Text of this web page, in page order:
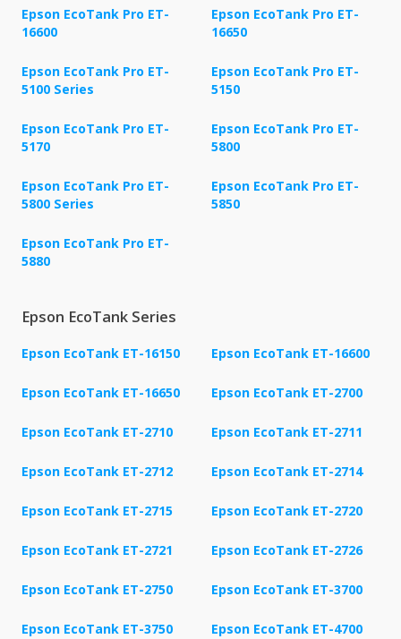
Epson EcoTank Pro ET-
16600
Epson EcoTank Pro ET-
16650
Epson EcoTank Pro ET-
5100 Series
Epson EcoTank Pro ET-
5150
Epson EcoTank Pro ET-
5170
Epson EcoTank Pro ET-
5800
Epson EcoTank Pro ET-
5800 Series
Epson EcoTank Pro ET-
5850
Epson EcoTank Pro ET-
5880
Epson EcoTank Series
Epson EcoTank ET-16150 Epson EcoTank ET-16600
Epson EcoTank ET-16650 Epson EcoTank ET-2700
Epson EcoTank ET-2710 Epson EcoTank ET-2711
Epson EcoTank ET-2712 Epson EcoTank ET-2714
Epson EcoTank ET-2715 Epson EcoTank ET-2720
Epson EcoTank ET-2721 Epson EcoTank ET-2726
Epson EcoTank ET-2750 Epson EcoTank ET-3700
Epson EcoTank ET-3750 Epson EcoTank ET-4700